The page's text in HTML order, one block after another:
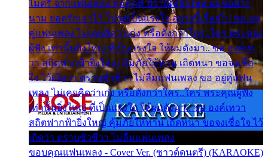
ไมตรี จากแฟนเพลง ทุกทุกที่ ปราณีหลั่งไหล ผมขอฝาก
นาม ยอดรักเอาไว้ โปรดเป็นแรงใจ อย่างนี้เรื่อยไป ขอ อยู่
คู่แฟนเพลง ไม่เคยคิดว่าเก่ง หรือดังกว่าใคร..ใคร พระคุณ
ผู้ฟัง เท่านั้นยิ่งใหญ่ ที่เป็นแรงใจ ให้ผมดังมา.. ขอ องค์เท
วา สถิตฟากฟ้ายิ่งใหญ่ คุ้มภัยให้ท่าน เถิดหนา ขอจงเชื่อ
ใจ ไว้เถิดว่า ตราบชั่วชีวา ไม่ลืมแฟนเพลง ขอ อยู่คู่แฟน
เพลง ไม่เคยคิดว่าเก่ง หรือดังกว่าใคร..ใคร พระคุณผู้ฟัง
เท่านั้นยิ่งใหญ่ ที่เป็นแรงใจ ให้ผมดังมา.. ขอ องค์เทวา
สถิตฟากฟ้ายิ่งใหญ่ คุ้มภัยให้ท่าน เถิดหนา ขอจงเชื่อใจ ไว้
เถิดว่า ตราบชั่วชีวา ไม่ลืมแฟนเพลง
ขอบคุณแฟนเพลง - Cover Ver. (ซาวด์ดนตรี) (KARAOKE)